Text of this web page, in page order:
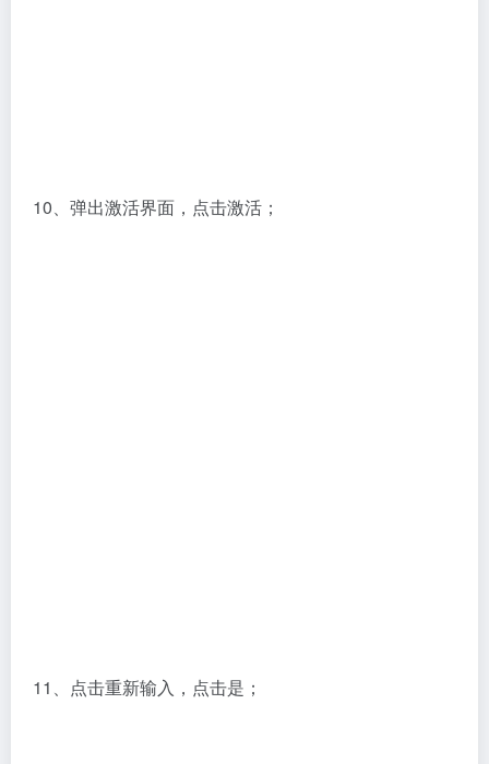
10、弹出激活界面，点击激活；
11、点击重新输入，点击是；